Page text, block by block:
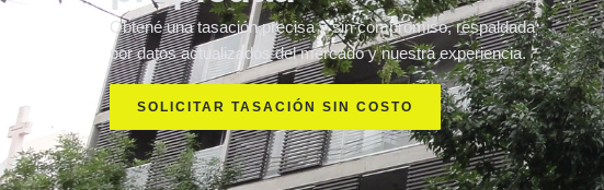
Obtené una tasación precisa y sin compromiso, respaldada
por datos actualizados del mercado y nuestra experiencia.
SOLICITAR TASACIÓN SIN COSTO